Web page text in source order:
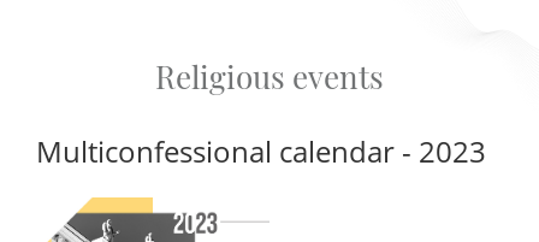
Religious events
Multiconfessional calendar - 2023